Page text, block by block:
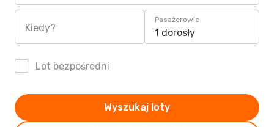
Kiedy?
Pasażerowie
1 dorosły
Lot bezpośredni
Wyszukaj loty